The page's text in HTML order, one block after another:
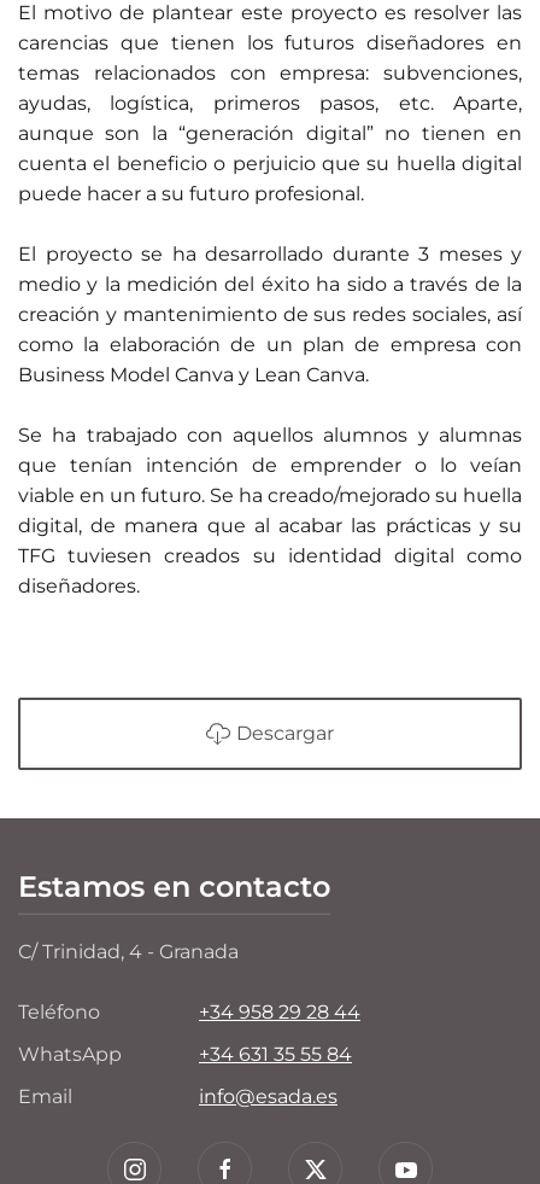
El motivo de plantear este proyecto es resolver las
carencias que tienen los futuros diseñadores en
temas relacionados con empresa: subvenciones,
ayudas, logística, primeros pasos, etc. Aparte,
aunque son la “generación digital” no tienen en
cuenta el beneficio o perjuicio que su huella digital
puede hacer a su futuro profesional.
El proyecto se ha desarrollado durante 3 meses y
medio y la medición del éxito ha sido a través de la
creación y mantenimiento de sus redes sociales, así
como la elaboración de un plan de empresa con
Business Model Canva y Lean Canva.
Se ha trabajado con aquellos alumnos y alumnas
que tenían intención de emprender o lo veían
viable en un futuro. Se ha creado/mejorado su huella
digital, de manera que al acabar las prácticas y su
TFG tuviesen creados su identidad digital como
diseñadores.
Descargar
Estamos en contacto
C/ Trinidad, 4 - Granada
Teléfono
+34 958 29 28 44
WhatsApp
+34 631 35 55 84
Email
info@esada.es